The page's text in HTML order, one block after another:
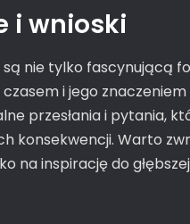
i wnioski
nie tylko fascynującą
i jego
przesłania i pytania,
konsekwencji. Warto
na inspirację do